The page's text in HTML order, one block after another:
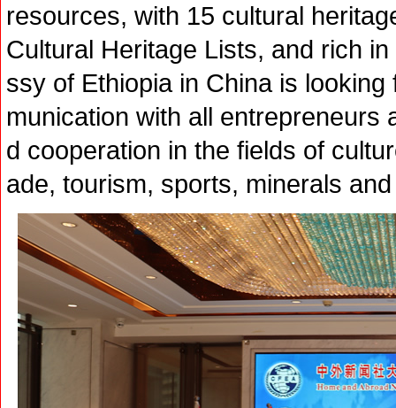
resources, with 15 cultural
Cultural Heritage Lists, and rich
ssy of Ethiopia in China is
munication with all entrepreneurs
d cooperation in the fields of
ade, tourism, sports, minerals